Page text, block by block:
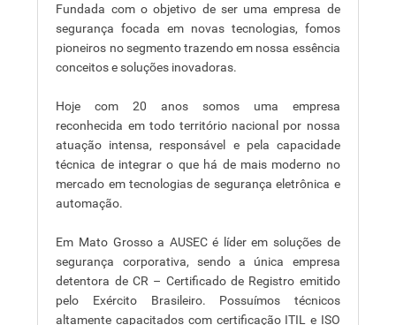
Fundada com o objetivo de ser uma empresa de
segurança focada em novas tecnologias, fomos
pioneiros no segmento trazendo em nossa essência
conceitos e soluções inovadoras.
Hoje com 20 anos somos uma empresa
reconhecida em todo território nacional por nossa
atuação intensa, responsável e pela capacidade
técnica de integrar o que há de mais moderno no
mercado em tecnologias de segurança eletrônica e
automação.
Em Mato Grosso a AUSEC é líder em soluções de
segurança corporativa, sendo a única empresa
detentora de CR – Certificado de Registro emitido
pelo Exército Brasileiro. Possuímos técnicos
altamente capacitados com certificação ITIL e ISO